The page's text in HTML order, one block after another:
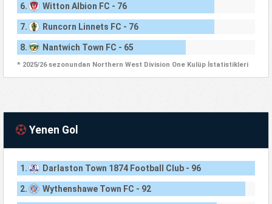
6. Witton Albion FC - 76
7. Runcorn Linnets FC - 76
8. Nantwich Town FC - 65
* 2025/26 sezonundan Northern West Division One Kulüp İstatistikleri
Yenen Gol
1. Darlaston Town 1874 Football Club - 96
2. Wythenshawe Town FC - 92